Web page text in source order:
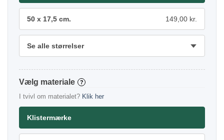
50 x 17,5 cm. 149,00 kr.
Se alle størrelser
materiale ?
I tvivl om materialet? Klik her
Klistermærke